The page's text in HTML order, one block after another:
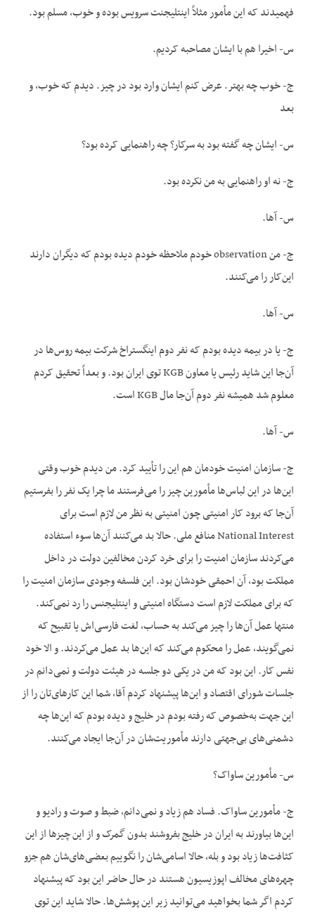
فهمیدند که این مأمور مثلاً اینتلیجنت سرویس بوده و خوب، مسلم بود.
س- اخیرا هم با ایشان مصاحبه کردیم.
ج- خوب چه بهتر. عرض کنم ایشان وارد بود در چیز. دیدم که خوب، و
بعد
س- ایشان چه گفته بود به سرکار؟ چه راهنمایی کرده بود؟
ج- نه او راهنمایی به من نکرده بود.
س- آها.
ج- من observation خودم ملاحظه خودم دیده بودم که دیگران دارند
این‌کار را می‌کنند.
س- آها.
ج- یا در بیمه دیده بودم که نفر دوم اینگستراخ شرکت بیمه روس‌ها در
آن‌جا این شاید رئیس یا معاون KGB توی ایران بود. و بعداً تحقیق کردم
معلوم شد همیشه نفر دوم آن‌جا مال KGB است.
س- آها.
ج- سازمان امنیت خودمان هم این را تأیید کرد. من دیدم خوب وقتی
این‌ها در این لباس‌ها مأمورین چیز را می‌فرستند ما چرا یک نفر را بفرستیم
آن‌جا که برود کار امنیتی چون امنیتی به نظر من لازم است برای
National Interest منافع ملی. حالا بد می‌کنند آن‌ها سوء استفاده
می‌کردند سازمان امنیت را برای خرد کردن مخالفین دولت در داخل
مملکت بود، آن احمقی خودشان بود. این فلسفه وجودی سازمان امنیت را
که برای مملکت لازم است دستگاه امنیتی و اینتلیجنس را رد نمی‌کند.
منتها عمل آن‌ها را چیز می‌کند به حساب، لغت فارسی‌اش یا تقبیح که
نمی‌گویند، عمل را محکوم می‌کند که این‌ها بد عمل می‌کردند. و الا خود
نفس کار. این بود که من در یکی دو جلسه در هیئت دولت و نمی‌دانم در
جلسات شورای اقتصاد و این‌ها پیشنهاد کردم آقا، شما این کارهای‌تان را از
این جهت به‌خصوص که رفته بودم در خلیج و دیده بودم که این‌ها چه
دشمنی‌های بی‌جهتی دارند مأموریت‌شان در آن‌جا ایجاد می‌کنند.
س- مأمورین ساواک؟
ج- مأمورین ساواک. فساد هم زیاد و نمی‌دانم، ضبط و صوت و رادیو و
این‌ها بیاورند به ایران در خلیج بفروشند بدون گمرک و از این چیزها از این
کثافت‌ها زیاد بود و بله، حالا اسامی‌شان را نگوییم بعضی‌های‌شان هم جزو
چهره‌های مخالف اپوزیسیون هستند در حال حاضر این بود که پیشنهاد
کردم اگر شما بخواهید می‌توانید زیر این پوشش‌ها. حالا شاید این توی